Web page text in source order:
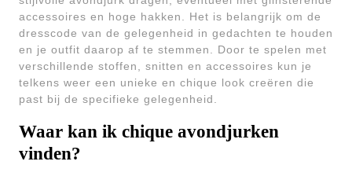
accessoires en hoge hakken. Het is belangrijk om de
dresscode van de gelegenheid in gedachten te houden
en je outfit daarop af te stemmen. Door te spelen met
verschillende stoffen, snitten en accessoires kun je
telkens weer een unieke en chique look creëren die
past bij de specifieke gelegenheid.
Waar kan ik chique avondjurken
vinden?